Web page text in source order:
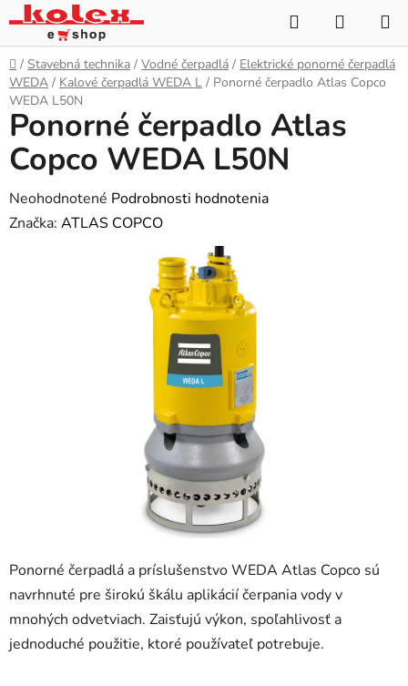
Prejsť
na
obsah
Hľadať
KOŠÍK
Domov
/ Stavebná technika / Vodné čerpadlá / Elektrické ponorné čerpadlá
WEDA / Kalové čerpadlá WEDA L / Ponorné čerpadlo Atlas Copco
WEDA L50N
Ponorné čerpadlá a príslušenstvo WEDA Atlas Copco sú
navrhnuté pre širokú škálu aplikácií čerpania vody v
mnohých odvetviach. Zaisťujú výkon, spoľahlivosť a
jednoduché použitie, ktoré používateľ potrebuje.
Ponorné čerpadlo Atlas
Copco WEDA L50N
Priemerné
hodnotenie
Neohodnotené Podrobnosti hodnotenia
Značka: ATLAS COPCO